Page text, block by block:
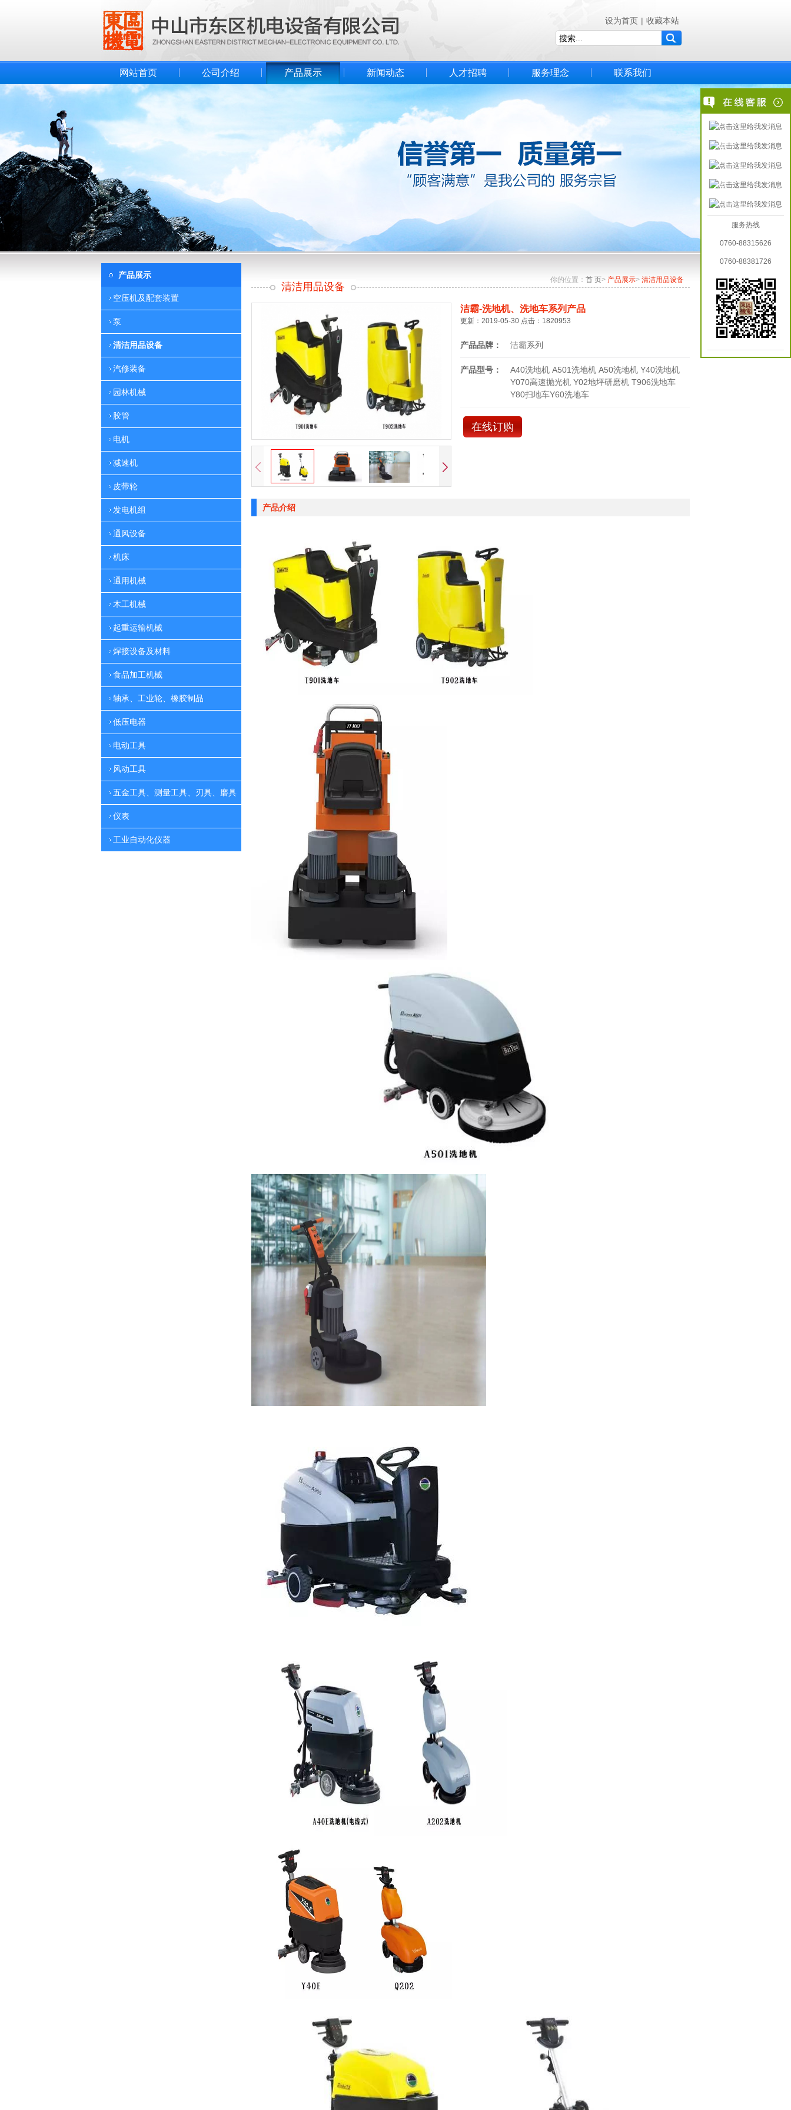
设为首页 | 收藏本站
网站首页 公司介绍 产品展示 新闻动态 人才招聘 服务理念 联系我们
产品展示
空压机及配套装置
泵
清洁用品设备
汽修装备
园林机械
胶管
电机
减速机
皮带轮
发电机组
通风设备
机床
通用机械
木工机械
起重运输机械
焊接设备及材料
食品加工机械
轴承、工业轮、橡胶制品
低压电器
电动工具
风动工具
五金工具、测量工具、刃具、磨具
仪表
工业自动化仪器
你的位置： 首 页> 产品展示> 清洁用品设备
清洁用品设备
洁霸-洗地机、洗地车系列产品
更新：2019-05-30 点击：1820953
产品品牌： 洁霸系列
产品型号：
A40洗地机 A501洗地机 A50洗地机 Y40洗地机
Y070高速抛光机 Y02地坪研磨机 T906洗地车
Y80扫地车Y60洗地车
在线订购
产品介绍
服务热线
0760-88315626
0760-88381726